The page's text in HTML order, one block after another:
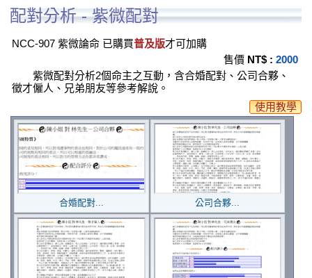
配對分析 - 紫微配對
NCC-907 紫微論命 已購買普及版才可加購
售價 NT$ : 2000
紫微配對分析2個命主之互動，含合婚配對、公司合夥、
徵才僱人、兄弟朋友等參考解說。
使用教學
合婚配對... 公司合夥...